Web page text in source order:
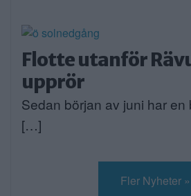
Flotte utanför
upprör
Sedan början av juni har en
[…]
Fler Nyheter »